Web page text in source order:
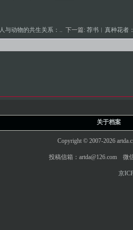
人与动物的共生关系：.. 下一篇: 荐书︱真种花者
关于档案
Copyright © 2007-2026
投稿信箱：artda@126.com 微
京